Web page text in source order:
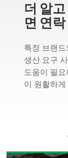
더 알
면 연
특정 브랜
생산 요구
도움이 필
이 원활하